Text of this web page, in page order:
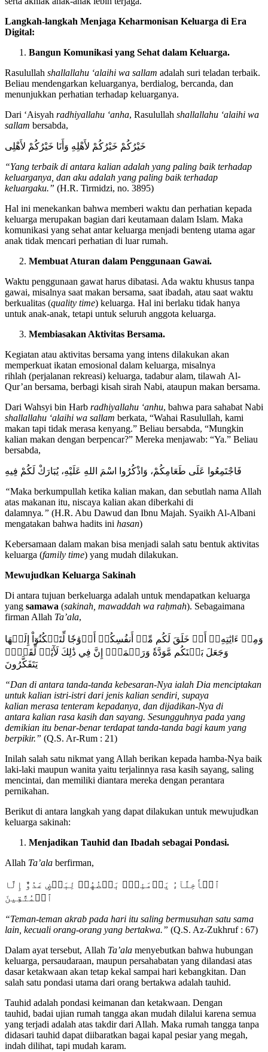
Langkah-langkah Menjaga Keharmonisan Keluarga diEra
Digital:
Bangun Komunikasi yang Sehat dalam Keluarga.
Rasulullah shallallahu ‘alaihi wa sallam adalah suri teladan terbaik.
Beliau mendengarkan keluarganya, berdialog, bercanda, dan
menunjukkan perhatian terhadap keluarganya.
Dari ‘Aisyah radhiyallahu ‘anha, Rasulullah shallallahu ‘alaihi wa
sallam bersabda,
خَيْرُكُمْ خَيْرُكُمْ لأَهْلِهِ وَأَنَا خَيْرُكُمْ لأَهْلِى
“Yang terbaik di antara kalian adalah yang paling baik terhadap
keluarganya, dan aku adalah yang paling baik terhadap
keluargaku.” (H.R. Tirmidzi, no. 3895)
Hal ini menekankan bahwa memberi waktu dan perhatian kepada
keluarga merupakan bagian dari keutamaan dalam Islam. Maka
komunikasi yang sehat antar keluarga menjadi benteng utama agar
anak tidak mencari perhatian di luar rumah.
Membuat Aturan dalam Penggunaan Gawai.
Waktu penggunaan gawat harus dibatasi. Ada waktu khusus tanpa
gawai, misalnya saat makan bersama, saat ibadah, atau saat waktu
berkualitas (quality time) keluarga. Hal ini berlaku tidak hanya
untuk anak-anak, tetapi untuk seluruh anggota keluarga.
MembiasakanAktivitas Bersama.
Kegiatan atau aktivitas bersama yang intens dilakukan akan
memperkuat ikatan emosional dalam keluarga, misalnya
rihlah (perjalanan rekreasi) keluarga, tadabur alam, tilawah Al-
Qur’an bersama, berbagi kisah sirah Nabi, ataupun makan bersama.
Dari Wahsyi bin Harb radhiyallahu ‘anhu, bahwa para sahabat Nabi
shallallahu ‘alaihi wa sallam berkata, “Wahai Rasulullah, kami
makan tapi tidak merasa kenyang.” Beliau bersabda, “Mungkin
kalian makan dengan berpencar?” Mereka menjawab: “Ya.” Beliau
bersabda,
فَاجْتَمِعُوا عَلَى طَعَامِكُمْ، وَاذْكُرُوا اسْمَ اللهِ عَلَيْهِ، يُبَارَكْ لَكُمْ فِيهِ
“Maka berkumpullah ketika kalian makan, dan sebutlah nama Allah
atas makanan itu, niscaya kalian akan diberkahi di
dalamnya.” (H.R. Abu Dawud dan Ibnu Majah. Syaikh Al-Albani
mengatakan bahwa hadits ini hasan)
Kebersamaan dalam makan bisa menjadi salah satu bentuk aktivitas
keluarga (family time) yang mudah dilakukan.
Mewujudkan Keluarga Sakinah
Di antara tujuan berkeluarga adalah untuk mendapatkan keluarga
yang samawa (sakinah, mawaddah wa raḥmah). Sebagaimana
firman Allah Ta’ala,
وَمِنۡ ءَايَٰتِهِۦٓ أَنۡ خَلَقَ لَكُم مِّنۡ أَنفُسِكُمۡ أَزۡوَٰجٗا لِّتَسۡكُنُوٓاْ إِلَيۡهَا
وَجَعَلَ بَيۡنَكُم مَّوَدَّةٗ وَرَحۡمَةًۚ إِنَّ فِي ذَٰلِكَ لَأٓيَٰتٖ لِّقَوۡمٖ
يَتَفَكَّرُونَ
“Dan di antara tanda-tanda kebesaran-Nya ialah Dia menciptakan
untukkalian istri-istri dari jenis kalian sendiri, supaya
kalian merasa tenteram kepadanya, dan dijadikan-Nya di
antara kalian rasa kasih dan sayang. Sesungguhnya pada yang
demikian itu benar-benar terdapat tanda-tanda bagi kaum yang
berpikir.” (Q.S. Ar-Rum : 21)
Inilah salah satu nikmat yang Allah berikan kepada hamba-Nya baik
laki-laki maupun wanita yaitu terjalinnya rasa kasih sayang, saling
mencintai, dan memiliki diantara mereka dengan perantara
pernikahan.
Berikut di antara langkah yang dapat dilakukan untuk mewujudkan
keluarga sakinah:
Menjadikan Tauhid dan Ibadah sebagai Pondasi.
Allah Ta’ala berfirman,
ٱلۡأَخِلَّآءُ يَوۡمَئِذِۭ بَعۡضُهُمۡ لِبَعۡضٍ عَدُوٌّ إِلَّا
ٱلۡمُتَّقِينَ
“Teman-teman akrab pada hari itu saling bermusuhan satu sama
lain, kecuali orang-orang yang bertakwa.” (Q.S. Az-Zukhruf : 67)
Dalam ayat tersebut, Allah Ta’ala menyebutkan bahwa hubungan
keluarga, persaudaraan, maupun persahabatan yang dilandasi atas
dasar ketakwaan akan tetap kekal sampai hari kebangkitan. Dan
salah satu pondasi utama dari orang bertakwa adalah tauhid.
Tauhid adalah pondasi keimanan dan ketakwaan. Dengan
tauhid, badai ujian rumah tangga akan mudah dilalui karena semua
yang terjadi adalah atas takdir dari Allah. Maka rumah tangga tanpa
didasari tauhid dapat diibaratkan bagai kapal pesiar yang megah,
indah dilihat, tapi mudah karam.